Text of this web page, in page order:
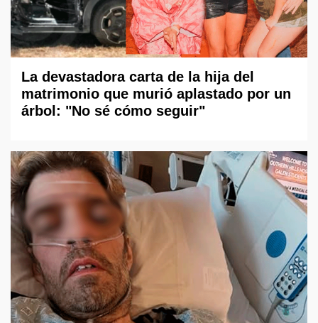
La devastadora carta de la hija del
matrimonio que murió aplastado por un
árbol: "No sé cómo seguir"